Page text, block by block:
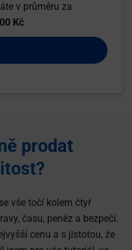
v průměru za
Kč
prodat
vše točí kolem čtyř
času, peněz a bezpečí.
cenu a s jistotou, že